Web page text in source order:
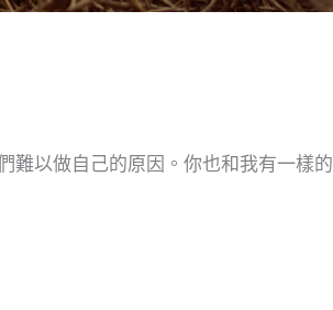
難以做自己的原因。你也和我有一樣的